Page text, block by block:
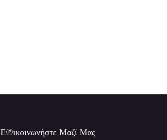
Επικοινωνήστε Μαζί Μας